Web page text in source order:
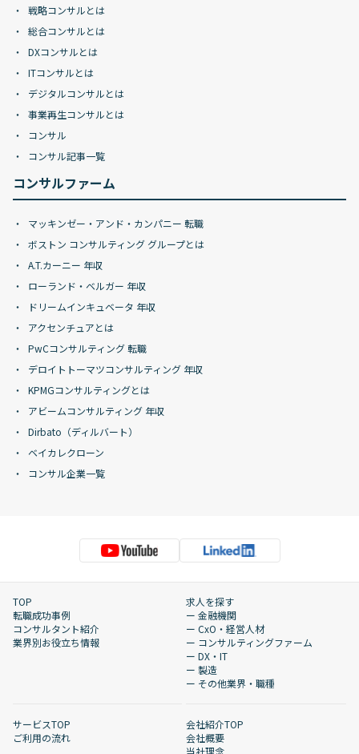
戦略コンサルとは
総合コンサルとは
DXコンサルとは
ITコンサルとは
デジタルコンサルとは
事業再生コンサルとは
コンサル
コンサル記事一覧
コンサルファーム
マッキンゼー・アンド・カンパニー 転職
ボストン コンサルティング グループとは
A.T.カーニー 年収
ローランド・ベルガー 年収
ドリームインキュベータ 年収
アクセンチュアとは
PwCコンサルティング 転職
デロイトトーマツコンサルティング 年収
KPMGコンサルティングとは
アビームコンサルティング 年収
Dirbato（ディルバート）
ベイカレクローン
コンサル企業一覧
TOP
転職成功事例
コンサルタント紹介
業界別お役立ち情報
求人を探す
ー 金融機関
ー CxO・経営人材
ー コンサルティングファーム
ー DX・IT
ー 製造
ー その他業界・職種
サービスTOP
ご利用の流れ
会社紹介TOP
会社概要
当社理念